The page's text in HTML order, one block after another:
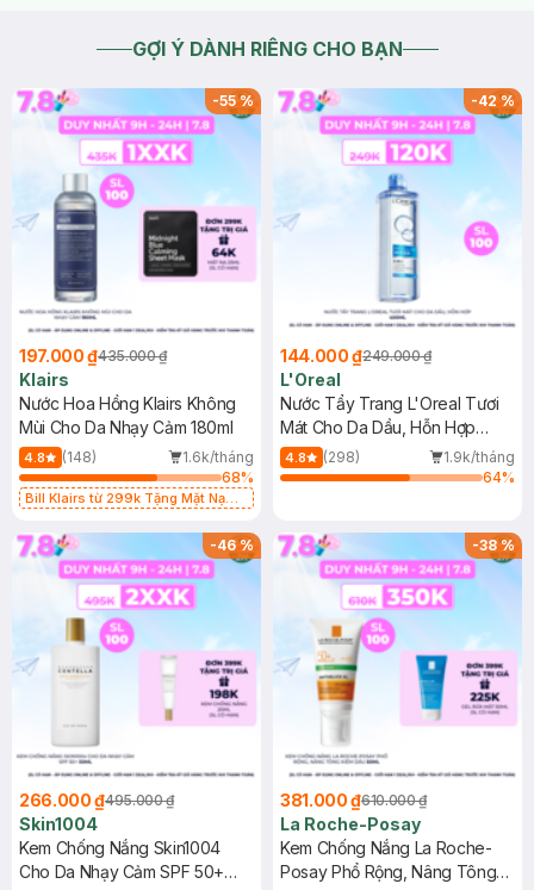
GỢI Ý DÀNH RIÊNG CHO BẠN
-55%
197.000 ₫435.000 ₫
Klairs
Nước Hoa Hồng Klairs Không
Mùi Cho Da Nhạy Cảm 180ml
4.8 (148)
1.6k/tháng
68%
Bill Klairs từ 299k Tặng Mặt Nạ
25ml (SL Có Hạn)
-42%
144.000 ₫249.000 ₫
L'Oreal
Nước Tẩy Trang L'Oreal Tươi
Mát Cho Da Dầu, Hỗn Hợp
400ml
4.8 (298)
1.9k/tháng
64%
-46%
266.000 ₫495.000 ₫
Skin1004
Kem Chống Nắng Skin1004
Cho Da Nhạy Cảm SPF 50+
-38%
381.000 ₫610.000 ₫
La Roche-Posay
Kem Chống Nắng La Roche-
Posay Phổ Rộng, Nâng Tông